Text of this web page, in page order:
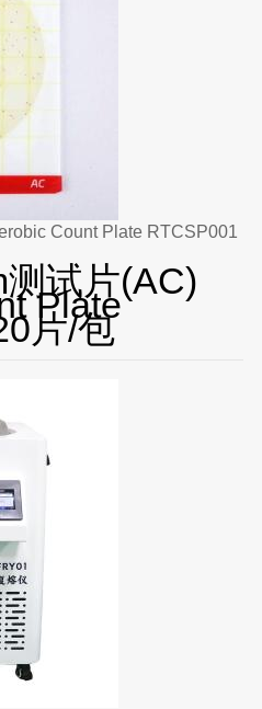
Plate RTCSP001
试片(AC)
Plate
片/包